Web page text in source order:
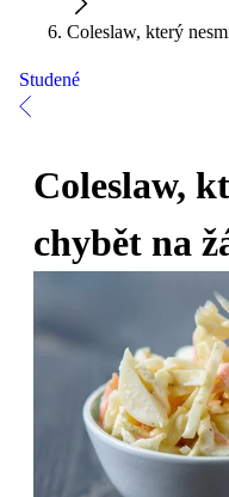
Coleslaw, který
Studené
Coleslaw,
chybět na